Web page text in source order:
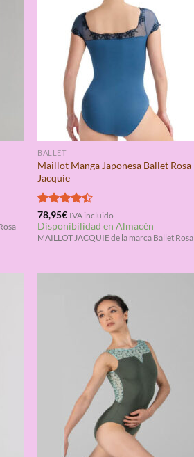
BALLET
Maillot Manga Japonesa Ballet Rosa
Jacquie
Valorado
con4.40
de 5
78,95€ IVA incluido
Disponibilidad en Almacén
MAILLOT JACQUIE de la marca Ballet Rosa